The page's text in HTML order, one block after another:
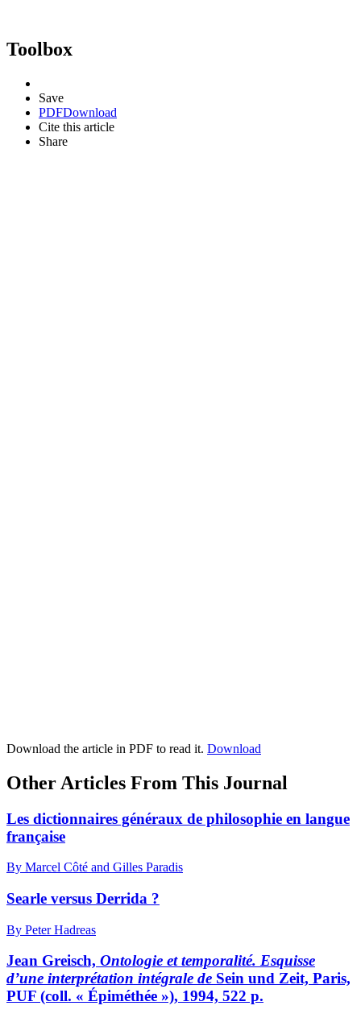
Toolbox
Save
PDFDownload
Cite this article
Share
Download the article in PDF to read it. Download
Other Articles From This Journal
Les dictionnaires généraux de philosophie en langue
française
By Marcel Côté and Gilles Paradis
Searle versus Derrida ?
By Peter Hadreas
Jean Greisch, Ontologie et temporalité. Esquisse
d’une interprétation intégrale de Sein und Zeit, Paris,
PUF (coll. « Épiméthée »), 1994, 522 p.